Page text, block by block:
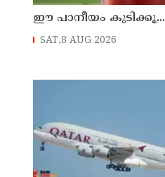
ഈ പാനീയം കുടിക്കൂ...
SAT,8 AUG 2026